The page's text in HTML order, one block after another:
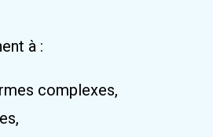
à :
complexes,